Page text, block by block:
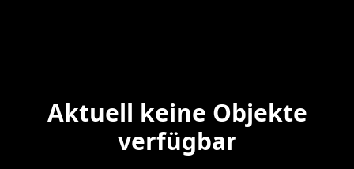
Aktuell keine Objekte
verfügbar